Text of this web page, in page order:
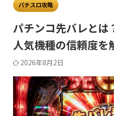
パチスロ攻略
パチンコ先バレとは
人気機種の信頼度を
2026年8月2日